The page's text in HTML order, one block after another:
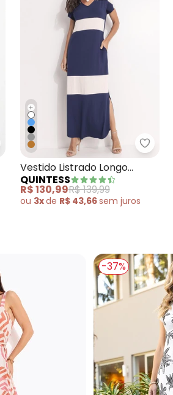
Fenda Azul
- Vestido Floral Tropical em
+
Vestido Listrado Longo
Soltinho com Fenda
QUINTESS
R$ 130,99R$ 139,99
ou 3xde R$ 43,66sem juros
-37%